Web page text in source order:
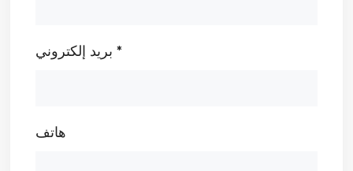
بريد إلكتروني *
هاتف